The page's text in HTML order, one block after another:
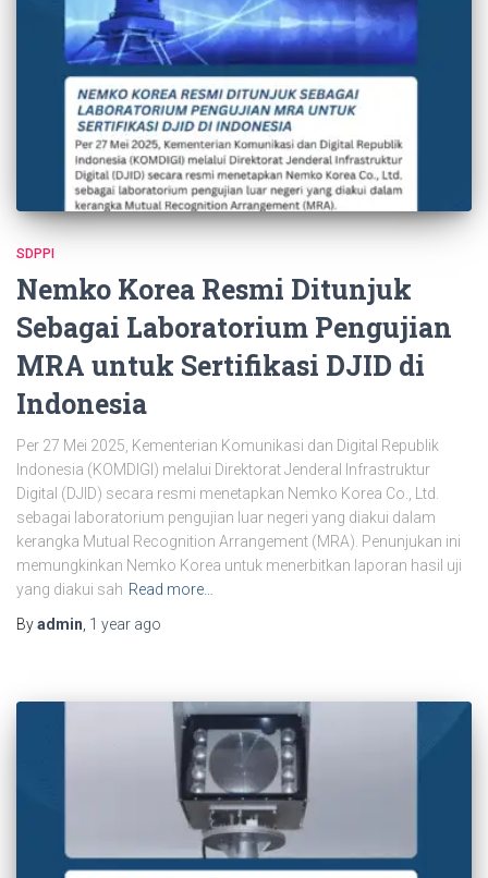
SDPPI
Nemko Korea Resmi Ditunjuk
Sebagai Laboratorium Pengujian
MRA untuk Sertifikasi DJID di
Indonesia
Per 27 Mei 2025, Kementerian Komunikasi dan Digital Republik
Indonesia (KOMDIGI) melalui Direktorat Jenderal Infrastruktur
Digital (DJID) secara resmi menetapkan Nemko Korea Co., Ltd.
sebagai laboratorium pengujian luar negeri yang diakui dalam
kerangka Mutual Recognition Arrangement (MRA). Penunjukan ini
memungkinkan Nemko Korea untuk menerbitkan laporan hasil uji
yang diakui sah Read more…
Byadmin, 1 year ago